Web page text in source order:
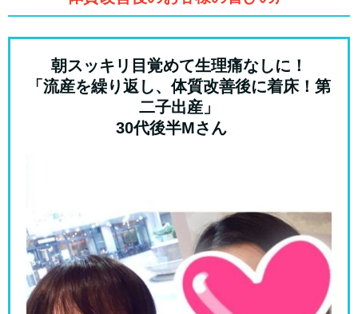
朝スッキリ目覚めて生理痛なしに！
「流産を繰り返し、体質改善後に着床！第
二子出産」
30代後半Mさん